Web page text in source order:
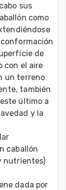
sus
como
de
con el aire
un terreno
también
último a
y la
caballón
nutrientes)
dada por